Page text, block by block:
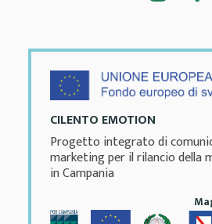
CILENTO EMOTION
Progetto integrato di
marketing per il rilancio della
in Campania